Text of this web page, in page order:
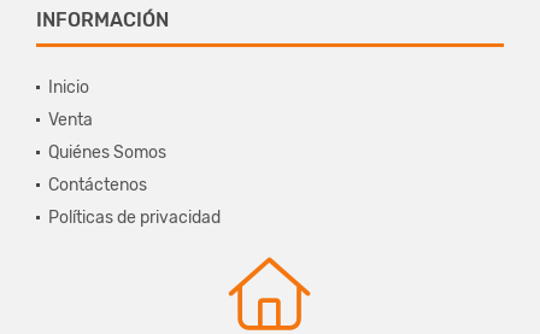
INFORMACIÓN
Inicio
Venta
Quiénes Somos
Contáctenos
Políticas de privacidad